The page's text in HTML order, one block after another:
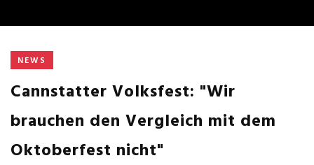
NEWS
Cannstatter Volksfest: "Wir
brauchen den Vergleich mit dem
Oktoberfest nicht"